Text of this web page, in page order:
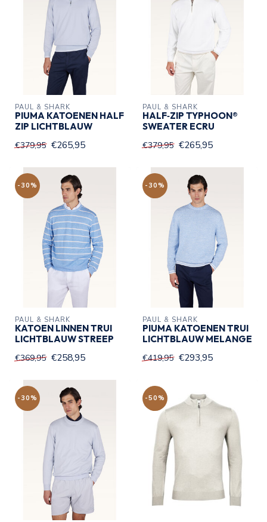
PAUL & SHARK
PIUMA KATOENEN HALF
ZIP LICHTBLAUW
€379,95 €265,95
PAUL & SHARK
HALF‑ZIP TYPHOON®
SWEATER ECRU
€379,95 €265,95
-30%
PAUL & SHARK
KATOEN LINNEN TRUI
LICHTBLAUW STREEP
€369,95 €258,95
-30%
PAUL & SHARK
PIUMA KATOENEN TRUI
LICHTBLAUW MELANGE
€419,95 €293,95
-30% -50%